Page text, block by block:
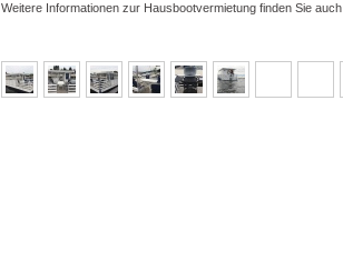
Weitere Informationen zur Hausbootvermietung finden Sie auch